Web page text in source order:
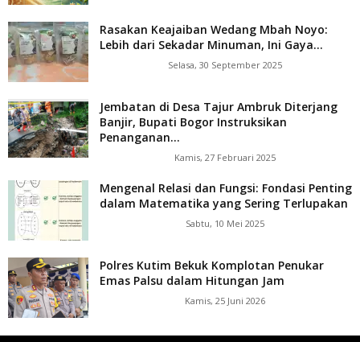
Rasakan Keajaiban Wedang Mbah Noyo:
Lebih dari Sekadar Minuman, Ini Gaya...
Selasa, 30 September 2025
Jembatan di Desa Tajur Ambruk Diterjang
Banjir, Bupati Bogor Instruksikan
Penanganan...
Kamis, 27 Februari 2025
Mengenal Relasi dan Fungsi: Fondasi Penting
dalam Matematika yang Sering Terlupakan
Sabtu, 10 Mei 2025
Polres Kutim Bekuk Komplotan Penukar
Emas Palsu dalam Hitungan Jam
Kamis, 25 Juni 2026